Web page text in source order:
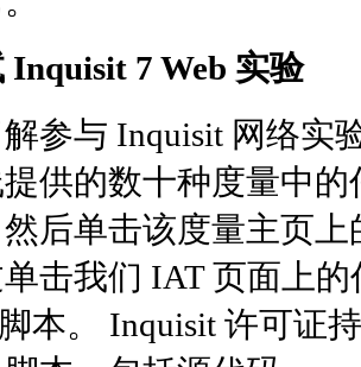
Inquisit 7 Web 实验
参与 Inquisit 网络实
供的数十种度量中
后单击该度量主页
击我们 IAT 页面上
本。 Inquisit 许可证